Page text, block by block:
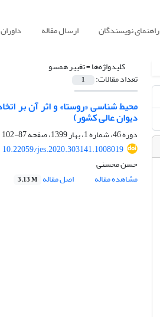
راهنمای نویسندگان ارسال مقاله داوران
کلیدواژه‌ها =تغییر همسو
تعداد مقالات: 1
دیوان عالی کشور)
دوره 46، شماره 1، بهار 1399، صفحه
87-102
10.22059/jes.2020.303141.1008019
حسن محسنی
مشاهده مقاله
اصل مقاله 3.13 M